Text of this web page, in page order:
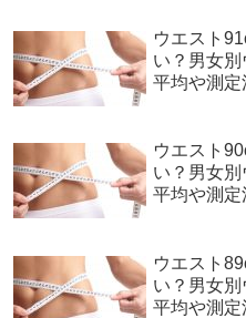
ウエスト
い？男女
平均や測定
ウエスト
い？男女
平均や測定
ウエスト
い？男女
平均や測定